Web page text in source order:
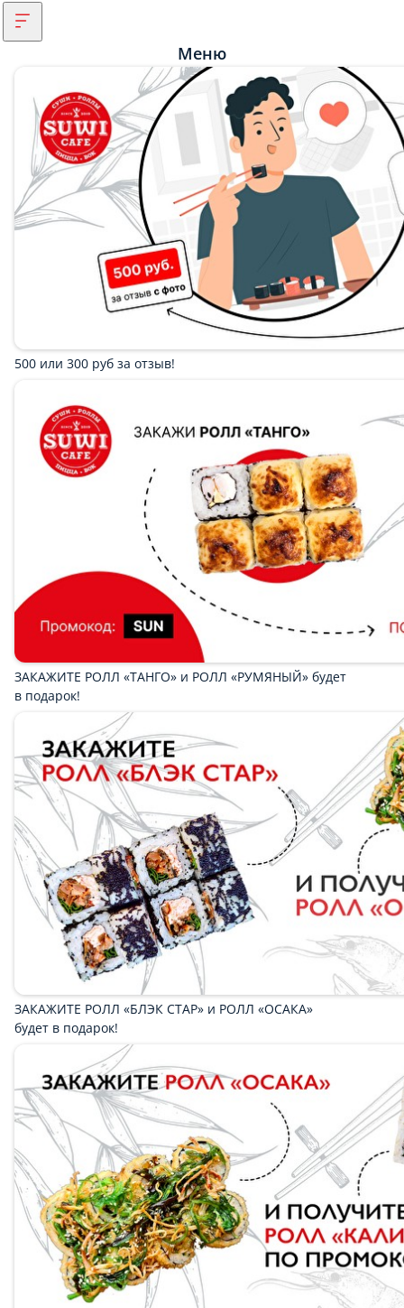
Меню
500 или 300 руб за отзыв!
ЗАКАЖИТЕ РОЛЛ «ТАНГО» и РОЛЛ «РУМЯНЫЙ» будет в
подарок!
ЗАКАЖИТЕ РОЛЛ «БЛЭК СТАР» и РОЛЛ «ОСАКА» будет в
ЗАКАЖИТЕ РОЛЛ «ОСАКА» и РОЛЛ «КАЛИФОНИЯ С
КУНЖУТОМ» будет в подарок!
ЗАКАЖИТЕ РОЛЛ «КАЛИФОРНИЯ С КУНЖУТОМ» и
РОЛЛ «ГРИН СИТИ» будет в подарок!
Второй «Блэк стар» бесплатно
Вторая «Калифорния с кунжутом» бесплатно
Второй «Очо-Риос» бесплатно
Скидка на самовынос
Бесплатная доставка
Популярное
Роллы
Суши
Наборы
WOK